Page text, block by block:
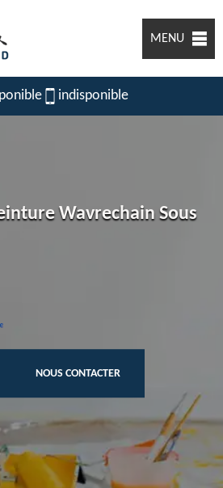
MENU
indisponible
Wavrechain Sous
NOUS CONTACTER